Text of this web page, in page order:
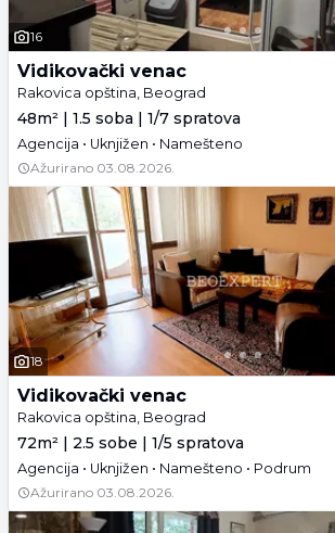
16
Vidikovački venac
Rakovica opština, Beograd
48m² | 1.5 soba | 1/7 spratova
Agencija • Uknjižen • Namešteno
Ažurirano 03.08.2026.
18
Vidikovački venac
Rakovica opština, Beograd
72m² | 2.5 sobe | 1/5 spratova
Agencija • Uknjižen • Namešteno • Podrum
Ažurirano 03.08.2026.